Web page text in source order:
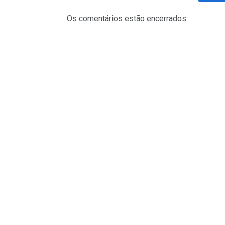
Os comentários estão encerrados.